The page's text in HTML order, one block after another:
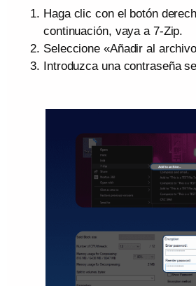
Haga clic con el botón
continuación, vaya a 7-Zip.
Seleccione «Añadir al
Introduzca una contraseña